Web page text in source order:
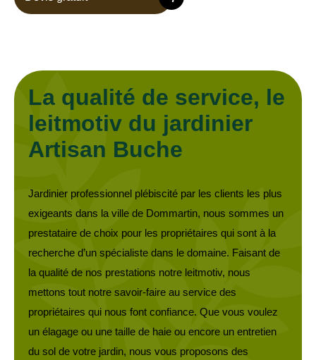
La qualité de service, le
leitmotiv du jardinier
Artisan Buche
Jardinier professionnel plébiscité par les clients les plus
exigeants dans la ville de Dommartin, nous sommes un
prestataire de choix pour les propriétaires qui sont à la
recherche d’un spécialiste dans le domaine. Faisant de
la qualité de nos prestations notre leitmotiv, nous
mettons tout notre savoir-faire au service des
propriétaires qui nous font confiance. Que vous voulez
un élagage ou une taille de haie ou encore un entretien
du sol de votre jardin, nous vous proposons des